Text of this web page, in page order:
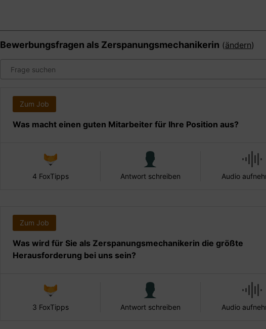
Bewerbungsfragen als Zerspanungsmechanikerin (ändern)
Zum Job
Was macht einen guten Mitarbeiter für Ihre Position aus?
4 FoxTipps Antwort schreiben Audio
Zum Job
Was wird für Sie als Zerspanungsmechanikerin die größte
Herausforderung bei uns sein?
3 FoxTipps Antwort schreiben Audio